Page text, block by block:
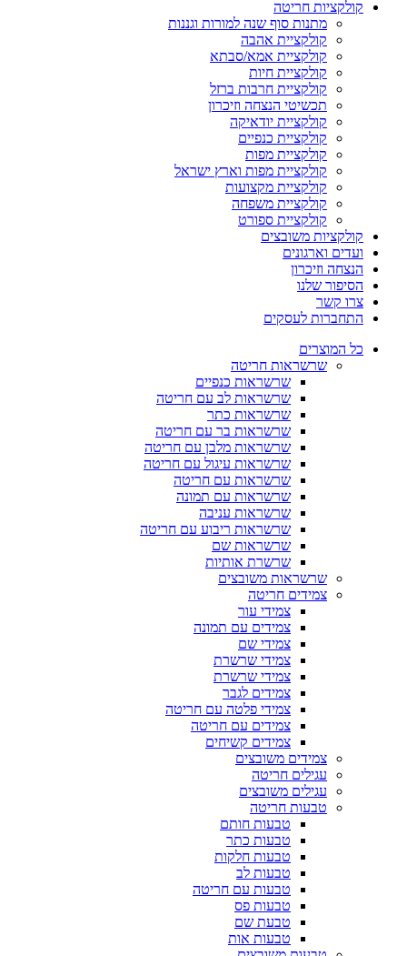
קולקציות חריטה
מתנות סוף שנה למורות וגננות
קולקציית אהבה
קולקציית אמא/סבתא
קולקציית חיות
קולקציית חרבות ברזל
תכשיטי הנצחה וזיכרון
קולקציית יודאיקה
קולקציית כנפיים
קולקציית מפות
קולקציית מפות וארץ ישראל
קולקציית מקצועות
קולקציית משפחה
קולקציית ספורט
קולקציות משובצים
ועדים וארגונים
הנצחה וזיכרון
הסיפור שלנו
צרו קשר
התחברות לעסקים
כל המוצרים
שרשראות חריטה
שרשראות כנפיים
שרשראות לב עם חריטה
שרשראות כתר
שרשראות בר עם חריטה
שרשראות מלבן עם חריטה
שרשראות עיגול עם חריטה
שרשראות עם חריטה
שרשראות עם תמונה
שרשראות עניבה
שרשראות ריבוע עם חריטה
שרשראות שם
שרשרת אותיות
שרשראות משובצים
צמידים חריטה
צמידי עור
צמידים עם תמונה
צמידי שם
צמידי שרשרת
צמידי שרשרת
צמידים לגבר
צמידי פלטה עם חריטה
צמידים עם חריטה
צמידים קשיחים
צמידים משובצים
עגילים חריטה
עגילים משובצים
טבעות חריטה
טבעות חותם
טבעות כתר
טבעות חלקות
טבעות לב
טבעות עם חריטה
טבעות פס
טבעת שם
טבעות אות